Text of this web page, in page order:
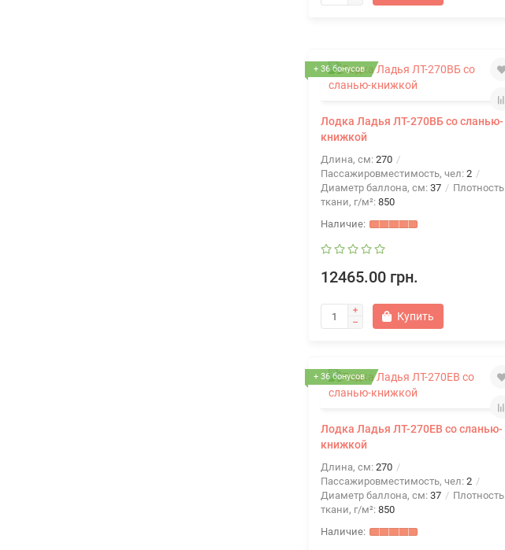
+ 36 бонусов
Лодка Ладья ЛТ-270ВБ со сланью-
книжкой
Длина, см: 270
Пассажировместимость, чел: 2
Диаметр баллона, см: 37
Плотность
ткани, г/м²: 850
12465.00 грн.
Купить
+ 36 бонусов
Лодка Ладья ЛТ-270ЕВ со сланью-
книжкой
Длина, см: 270
Пассажировместимость, чел: 2
Диаметр баллона, см: 37
Плотность
ткани, г/м²: 850